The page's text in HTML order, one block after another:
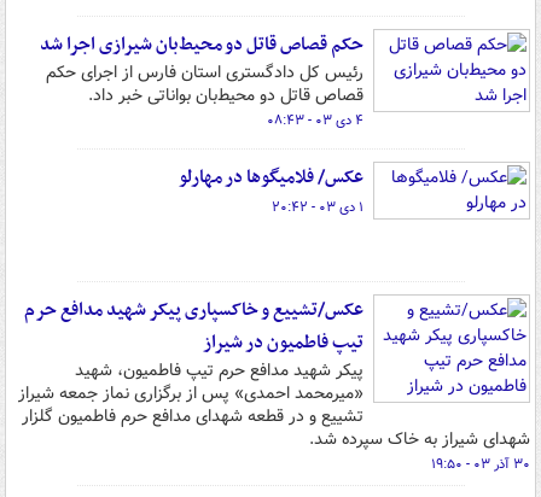
حکم قصاص قاتل دو محیط‌بان شیرازی اجرا شد
رئیس کل دادگستری استان فارس از اجرای حکم
قصاص قاتل دو محیط‌بان بواناتی خبر داد.
۴ دی ۰۳ - ۰۸:۴۳
عکس/ فلامیگوها در مهارلو
۱ دی ۰۳ - ۲۰:۴۲
عکس/تشییع و خاکسپاری پیکر شهید مدافع حرم
تیپ فاطمیون در شیراز
پیکر شهید مدافع حرم تیپ فاطمیون، شهید
«میرمحمد احمدی» پس از برگزاری نماز جمعه شیراز
تشییع و در قطعه شهدای مدافع حرم فاطمیون گلزار
شهدای شیراز به خاک سپرده شد.
۳۰ آذر ۰۳ - ۱۹:۵۰